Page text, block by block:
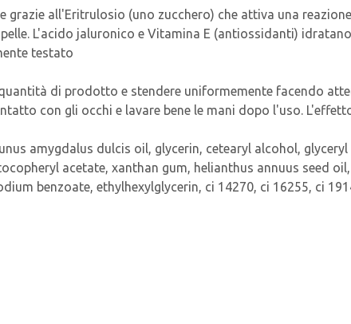
grazie all'Eritrulosio (uno zucchero) che attiva una
L'acido jaluronico e Vitamina E (antiossidanti)
testato
di prodotto e stendere uniformemente facendo
con gli occhi e lavare bene le mani dopo l'uso.
amygdalus dulcis oil, glycerin, cetearyl alcohol,
acetate, xanthan gum, helianthus annuus seed
benzoate, ethylhexylglycerin, ci 14270, ci 16255, ci